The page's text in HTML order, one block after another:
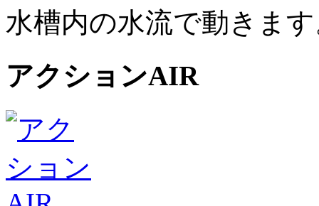
水槽内の水流で動きま
アクションAIR